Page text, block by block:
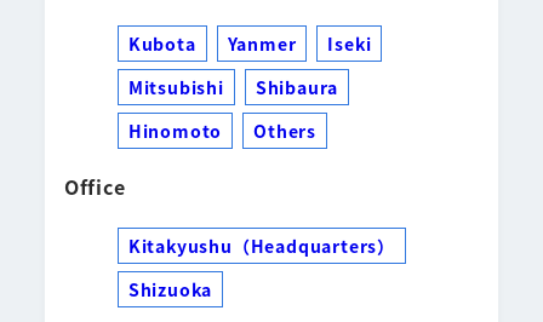
Kubota Yanmer
Iseki
Mitsubishi
Shibaura
Hinomoto
Others
Office
Kitakyushu（Headquarters）
Shizuoka